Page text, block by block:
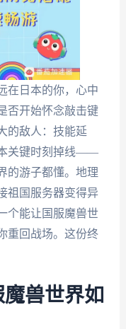
在日本的你，心中
否开始怀念敲击键
的敌人：技能延
关键时刻掉线——
的游子都懂。地理
祖国服务器变得异
个能让国服魔兽世
重回战场。这份终
兽世界如